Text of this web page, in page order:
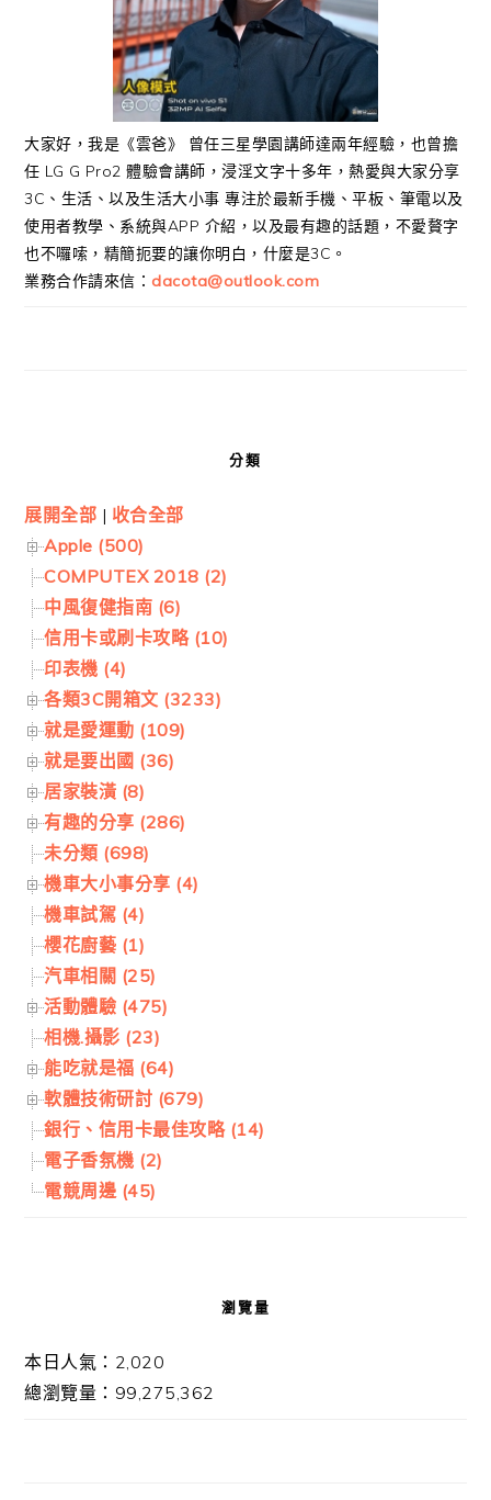
大家好，我是《雲爸》 曾任三星學園講師達兩年經驗，也曾擔
任 LG G Pro2 體驗會講師，浸淫文字十多年，熱愛與大家分享
3C、生活、以及生活大小事 專注於最新手機、平板、筆電以及
使用者教學、系統與APP 介紹，以及最有趣的話題，不愛贅字
也不囉嗦，精簡扼要的讓你明白，什麼是3C。
業務合作請來信： dacota@outlook.com
分類
展開全部 | 收合全部
Apple (500)
COMPUTEX 2018 (2)
中風復健指南 (6)
信用卡或刷卡攻略 (10)
印表機 (4)
各類3C開箱文 (3233)
就是愛運動 (109)
就是要出國 (36)
居家裝潢 (8)
有趣的分享 (286)
未分類 (698)
機車大小事分享 (4)
機車試駕 (4)
櫻花廚藝 (1)
汽車相關 (25)
活動體驗 (475)
相機.攝影 (23)
能吃就是福 (64)
軟體技術研討 (679)
銀行、信用卡最佳攻略 (14)
電子香氛機 (2)
電競周邊 (45)
瀏覽量
本日人氣：2,020
總瀏覽量：99,275,362